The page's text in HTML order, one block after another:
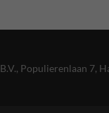
Populierenlaan 7,